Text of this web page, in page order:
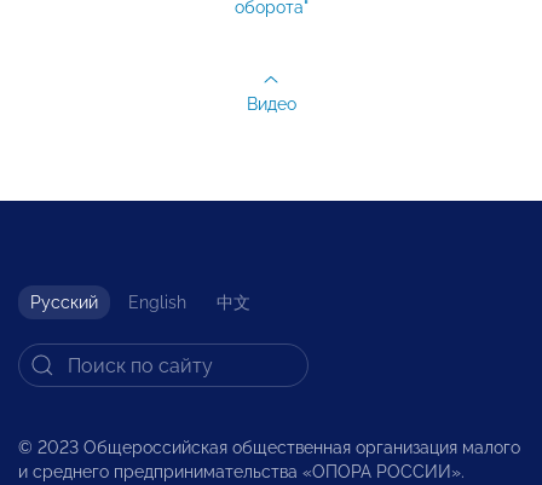
оборота"
Видео
Русский English 中文
© 2023 Общероссийская общественная организация малого
и среднего предпринимательства «ОПОРА РОССИИ».